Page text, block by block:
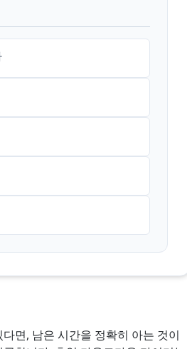
면, 남은 시간을 정확히 아는 것이